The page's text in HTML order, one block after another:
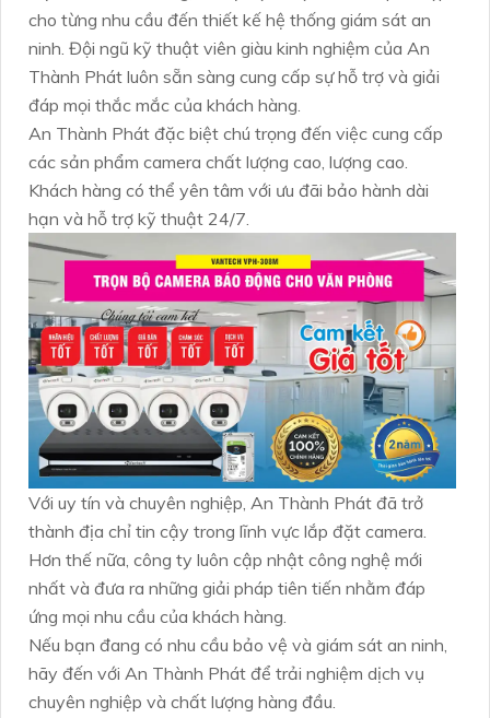
cho từng nhu cầu đến thiết kế hệ thống giám sát an
ninh. Đội ngũ kỹ thuật viên giàu kinh nghiệm của An
Thành Phát luôn sẵn sàng cung cấp sự hỗ trợ và giải
đáp mọi thắc mắc của khách hàng.
An Thành Phát đặc biệt chú trọng đến việc cung cấp
các sản phẩm camera chất lượng cao, lượng cao.
Khách hàng có thể yên tâm với ưu đãi bảo hành dài
hạn và hỗ trợ kỹ thuật 24/7.
Với uy tín và chuyên nghiệp, An Thành Phát đã trở
thành địa chỉ tin cậy trong lĩnh vực lắp đặt camera.
Hơn thế nữa, công ty luôn cập nhật công nghệ mới
nhất và đưa ra những giải pháp tiên tiến nhằm đáp
ứng mọi nhu cầu của khách hàng.
Nếu bạn đang có nhu cầu bảo vệ và giám sát an ninh,
hãy đến với An Thành Phát để trải nghiệm dịch vụ
chuyên nghiệp và chất lượng hàng đầu.